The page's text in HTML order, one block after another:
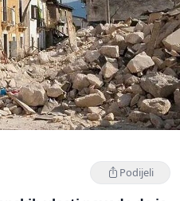
Podijeli